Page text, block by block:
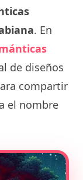
. En
de diseños
compartir
el nombre